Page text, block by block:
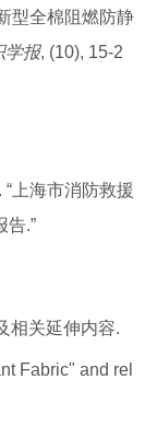
型全棉阻燃防静
学报, (10), 15-2
“上海市消防救援
告.”
相关延伸内容.
Fabric" and rel